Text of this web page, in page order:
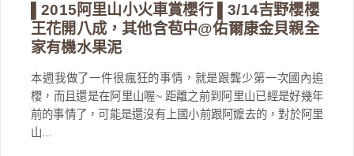
▌2015阿里山小火車賞櫻行 ▌3/14吉野櫻櫻
王花開八成，其他含苞中@佑爾康金貝親全
家有機水果泥
本週我做了一件很瘋狂的事情，就是跟龔少第一次國內追
櫻，而且還是在阿里山喔~ 距離之前到阿里山已經是好幾年
前的事情了，可能是還沒有上國小前跟阿嬤去的，對於阿里
山...